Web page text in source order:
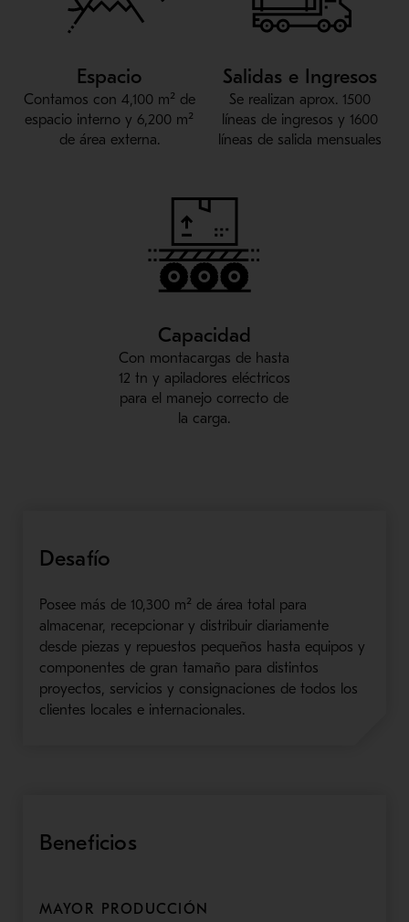
Espacio
Contamos con 4,100 m² de
espacio interno y 6,200 m²
de área externa.
Salidas e Ingresos
Se realizan aprox. 1500
líneas de ingresos y 1600
líneas de salida mensuales
Capacidad
Con montacargas de hasta
12 tn y apiladores eléctricos
para el manejo correcto de
la carga.
Desafío
Posee más de 10,300 m² de área total para
almacenar, recepcionar y distribuir diariamente
desde piezas y repuestos pequeños hasta equipos y
componentes de gran tamaño para distintos
proyectos, servicios y consignaciones de todos los
clientes locales e internacionales.
Beneficios
MAYOR PRODUCCIÓN